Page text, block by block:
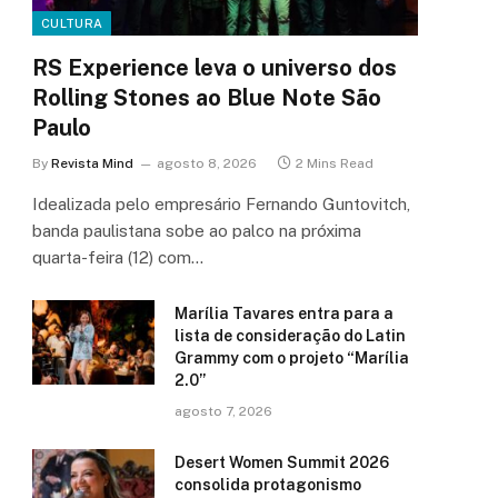
CULTURA
RS Experience leva o universo dos
Rolling Stones ao Blue Note São
Paulo
By Revista Mind agosto 8, 2026 2 Mins Read
Idealizada pelo empresário Fernando Guntovitch,
banda paulistana sobe ao palco na próxima
quarta-feira (12) com…
Marília Tavares entra para a
lista de consideração do Latin
Grammy com o projeto “Marília
2.0”
agosto 7, 2026
Desert Women Summit 2026
consolida protagonismo